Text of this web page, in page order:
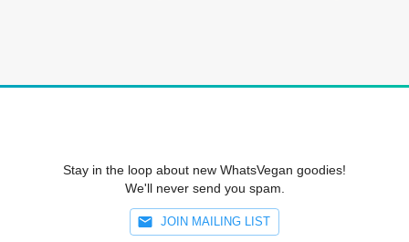
Stay in the loop about new WhatsVegan goodies!
We'll never send you spam.
JOIN MAILING LIST